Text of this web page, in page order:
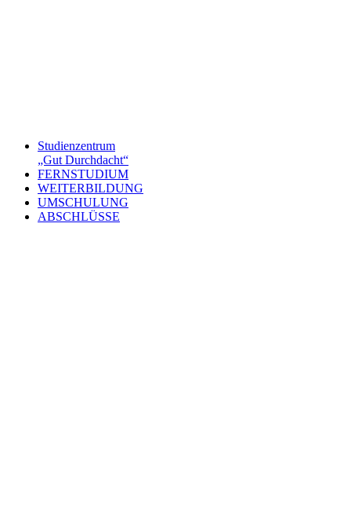
Studienzentrum
„Gut Durchdacht“
FERNSTUDIUM
WEITERBILDUNG
UMSCHULUNG
ABSCHLÜSSE